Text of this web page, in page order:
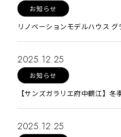
お知らせ
リノベーションモデルハウス グ
2025.12.25
お知らせ
【サンズガラリエ府中鶴江】冬
2025.12.25